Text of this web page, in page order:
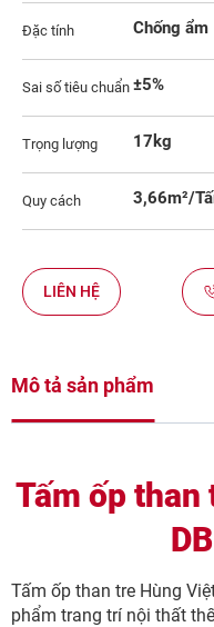
Đặc tính Chống ẩm
Sai số tiêu chuẩn ±5%
Trọng lượng 17kg
Quy cách 3,66m²/
LIÊN HỆ
Mô tả sản phẩm
Tấm ốp than
Tấm ốp than tre Hùng
phẩm trang trí nội thất